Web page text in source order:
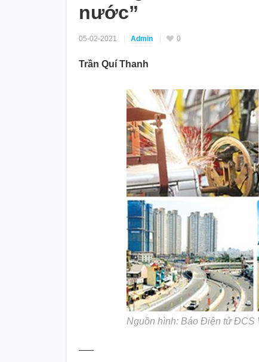
nước”
05-02-2021 Admin 0
Trần Quí Thanh
Nguồn hình: Báo Điện tử ĐCS
—–